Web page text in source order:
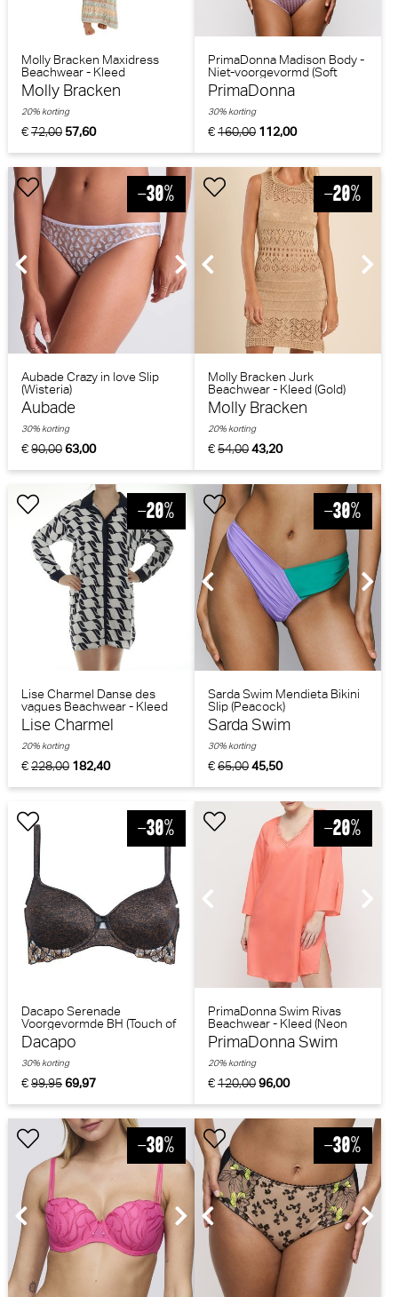
Molly Bracken Maxidress
Beachwear - Kleed
(Greenblue)
Molly Bracken
€72,00 57,60
20% korting
PrimaDonna Madison Body -
Niet-voorgevormd (Soft
Sand)
PrimaDonna
€160,00 112,00
30% korting
Aubade Crazy in love Slip
(Wisteria)
Aubade
€90,0063,00
30% korting
Molly Bracken Jurk
Beachwear - Kleed (Gold)
Molly Bracken
€54,0043,20
20% korting
Lise Charmel Danse des
vagues Beachwear - Kleed
(Danse blue)
Lise Charmel
€228,00 182,40
20% korting
Sarda Swim Mendieta Bikini
Slip (Peacock)
Sarda Swim
€65,0045,50
30% korting
Dacapo Serenade
Voorgevormde BH (Touch of
gold)
Dacapo
€99,9569,97
30% korting
PrimaDonna Swim Rivas
Beachwear - Kleed (Neon
Fiesta)
PrimaDonna Swim
€120,0096,00
20% korting